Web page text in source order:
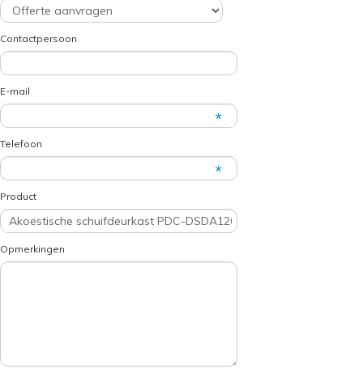
Contactpersoon
E-mail
Telefoon
Product
Opmerkingen